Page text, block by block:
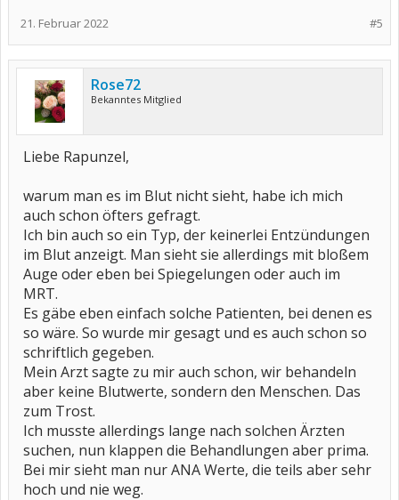
#5
21. Februar 2022
Rose72
Bekanntes Mitglied
Liebe Rapunzel,
warum man es im Blut nicht sieht, habe ich mich
auch schon öfters gefragt.
Ich bin auch so ein Typ, der keinerlei Entzündungen
im Blut anzeigt. Man sieht sie allerdings mit bloßem
Auge oder eben bei Spiegelungen oder auch im
MRT.
Es gäbe eben einfach solche Patienten, bei denen es
so wäre. So wurde mir gesagt und es auch schon so
schriftlich gegeben.
Mein Arzt sagte zu mir auch schon, wir behandeln
aber keine Blutwerte, sondern den Menschen. Das
zum Trost.
Ich musste allerdings lange nach solchen Ärzten
suchen, nun klappen die Behandlungen aber prima.
Bei mir sieht man nur ANA Werte, die teils aber sehr
hoch und nie weg.